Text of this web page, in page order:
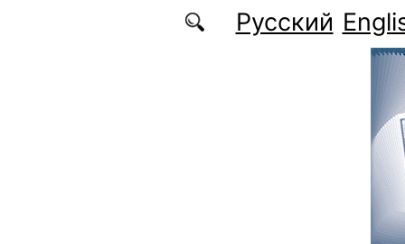
Перейти к основному содержаниюРусский